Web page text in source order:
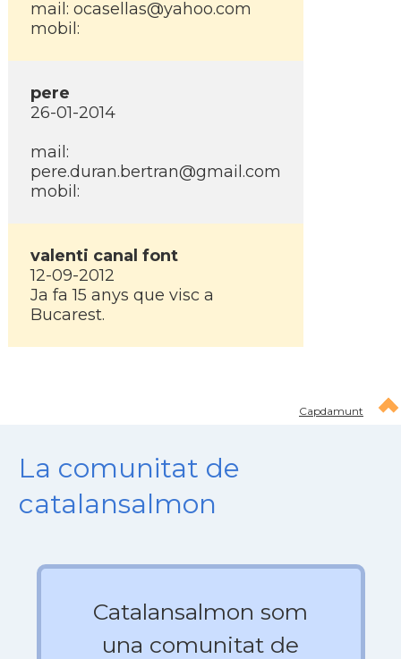
mail: ocasellas@yahoo.com
mobil:
pere
26-01-2014
mail:
pere.duran.bertran@gmail.com
mobil:
valenti canal font
12-09-2012
Ja fa 15 anys que visc a
Bucarest.
Capdamunt
La comunitat de
catalansalmon
Catalansalmon som
una comunitat de